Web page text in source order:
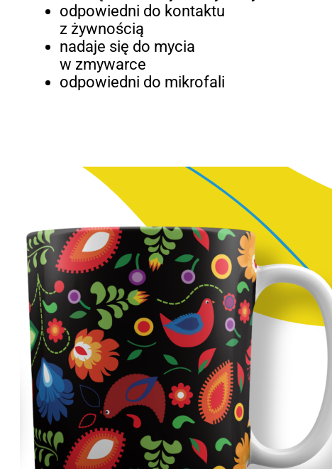
odpowiedni do kontaktu
z żywnością
nadaje się do mycia
w zmywarce
odpowiedni do mikrofali